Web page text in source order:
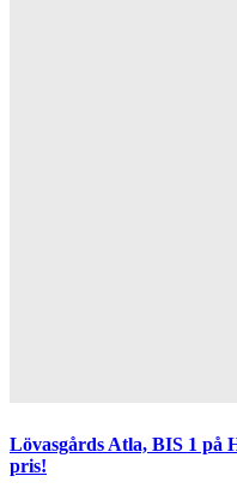
Lövasgårds Atla, BIS 1 på
pris!